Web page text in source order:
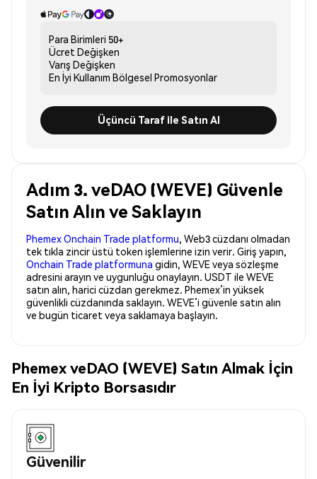
Para Birimleri 50+
Ücret Değişken
Varış Değişken
En İyi Kullanım Bölgesel Promosyonlar
Üçüncü Taraf ile Satın Al
Adım 3. veDAO (WEVE) Güvenle
Satın Alın ve Saklayın
Phemex Onchain Trade platformu, Web3 cüzdanı olmadan
tek tıkla zincir üstü token işlemlerine izin verir. Giriş yapın,
Onchain Trade platformuna gidin, WEVE veya sözleşme
adresini arayın ve uygunluğu onaylayın. USDT ile WEVE
satın alın, harici cüzdan gerekmez. Phemex’in yüksek
güvenlikli cüzdanında saklayın. WEVE’i güvenle satın alın
ve bugün ticaret veya saklamaya başlayın.
Phemex veDAO (WEVE) Satın Almak İçin
En İyi Kripto Borsasıdır
Güvenilir